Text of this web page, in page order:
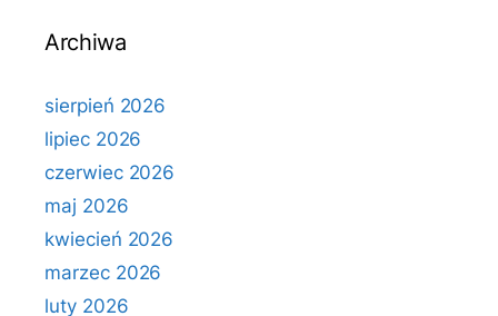
Archiwa
sierpień 2026
lipiec 2026
czerwiec 2026
maj 2026
kwiecień 2026
marzec 2026
luty 2026